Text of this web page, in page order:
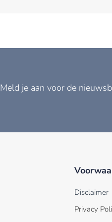
Meld je aan voor de
Disclaimer
Privacy